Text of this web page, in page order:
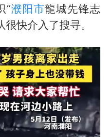
“濮阳市龍城先锋志
快介入了搜寻。